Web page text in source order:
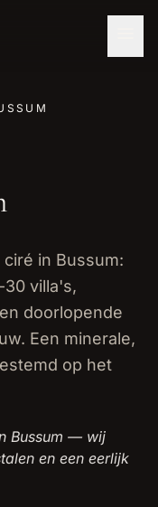
ciré in Bussum:
30 villa's,
doorlopende
Een minerale,
op het
Bussum — wij
en een eerlijk